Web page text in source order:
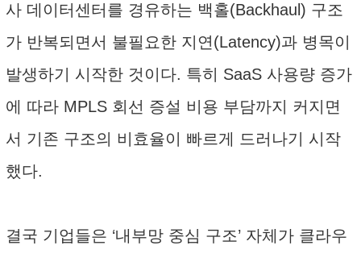
사 데이터센터를 경유하는 백홀(Backhaul) 구조
가 반복되면서 불필요한 지연(Latency)과 병목이
발생하기 시작한 것이다. 특히 SaaS 사용량 증가
에 따라 MPLS 회선 증설 비용 부담까지 커지면
서 기존 구조의 비효율이 빠르게 드러나기 시작
했다.
결국 기업들은 ‘내부망 중심 구조’ 자체가 클라우